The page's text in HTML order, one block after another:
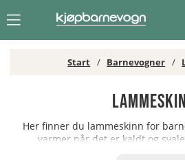
Start Barnevogner
Her finner du lammeskinn for
varmer når det er kaldt og